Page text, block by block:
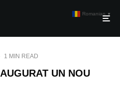
1 MIN READ
UN NOU
Romanian ▼